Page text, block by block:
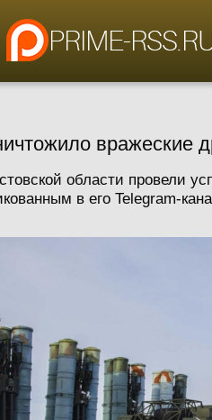
вражеские
области провели
в его Telegram-